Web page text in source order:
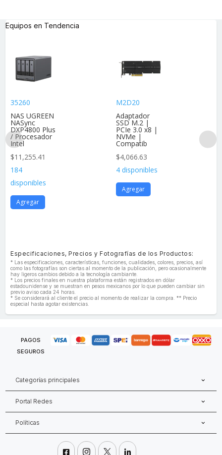
Equipos en Tendencia
35260
NAS UGREEN
NASync
DXP4800 Plus
/ Procesador
Intel
$11,255.41
184
disponibles
Agregar
M2D20
Adaptador
SSD M.2 |
PCIe 3.0 x8 |
NVMe |
Compatib
$4,066.63
4 disponibles
Agregar
Especificaciones, Precios y Fotografías de los Productos:
* Las especificaciones, características, funciones, cualidades, colores, precios, así
como las fotografías son ciertas al momento de la publicación, pero ocasionalmente
hay ligeros cambios debido a la tecnología cambiante.
* Los precios finales en nuestra plataforma están registrados en dólar
estadounidense y se muestran en pesos mexicanos por lo que pueden cambiar sin
previo aviso cada 24 horas.
* Se considerará al cliente el precio al momento de realizar la compra. ** Precio
especial hasta agotar existencias.
PAGOS
SEGUROS
Categorías principales
Portal Redes
Políticas
   